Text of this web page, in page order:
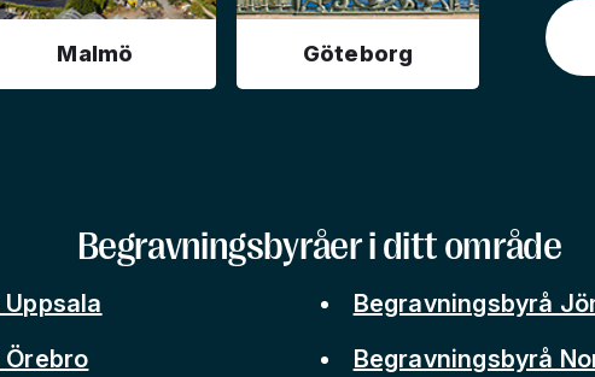
Malmö Göteborg
Begravningsbyråer i ditt område
Begravningsbyrå
Begravningsbyrå